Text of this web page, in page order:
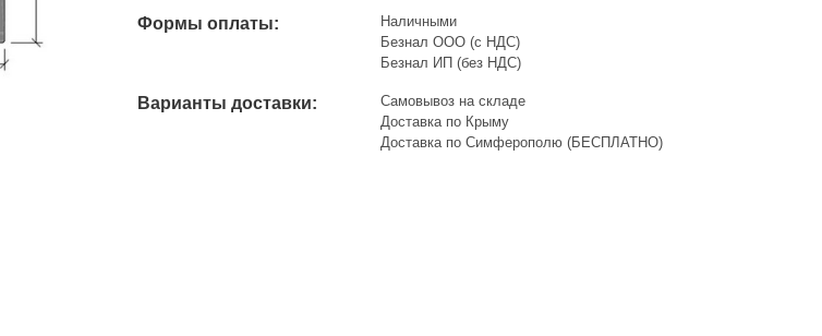
Формы оплаты:
Наличными
Безнал ООО (с НДС)
Безнал ИП (без НДС)
Варианты доставки:
Самовывоз на складе
Доставка по Крыму
Доставка по Симферополю (БЕСПЛАТНО)